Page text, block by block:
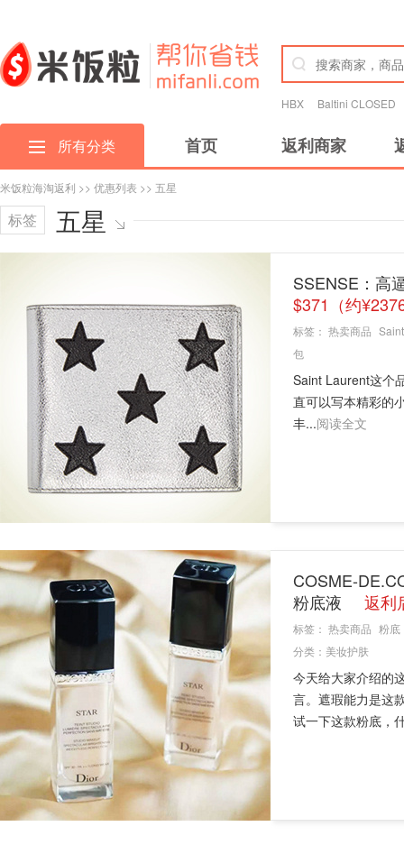
HBX Baltini CLOSED
所有分类 首页 返利商家
米饭粒海淘返利 >> 优惠列表 >> 五星
标签 五星
SSENSE：高
$371（约
标签： 热卖商品
包
Saint Laurent这个
直可以写本精彩的
丰...阅读全文
COSME-
粉底液
返利
标签： 热卖商品 粉底
分类： 美妆护肤
今天给大家介绍的
言。遮瑕能力是这
试一下这款粉底，